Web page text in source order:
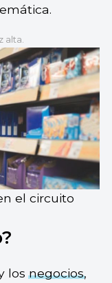
alta.
el circuito
losnegocios,